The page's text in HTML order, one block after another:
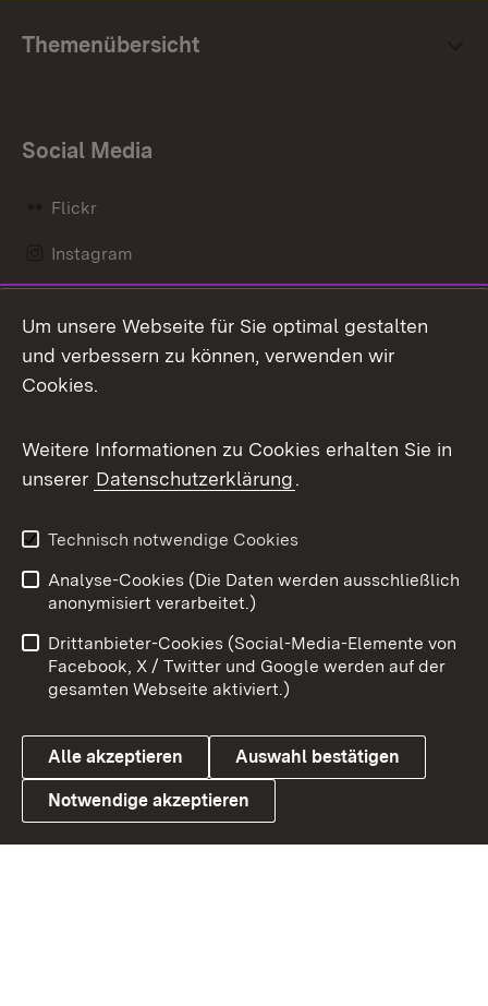
Themenübersicht
Social Media
Flickr
Instagram
Mastodon
Messenger
Social Wall
X / Twitter
Youtube
Link zum Landesportal
Benutzungshinweise
Barrierefreiheit
Datenschutz
Cookies
Um unsere Webseite für Sie optimal gestalten
und verbessern zu können, verwenden wir
Cookies.
Weitere Informationen zu Cookies erhalten Sie in
unserer Datenschutzerklärung.
Technisch notwendige Cookies
Analyse-Cookies (Die Daten werden ausschließlich
anonymisiert verarbeitet.)
Drittanbieter-Cookies (Social-Media-Elemente von
Facebook, X / Twitter und Google werden auf der
gesamten Webseite aktiviert.)
Alle akzeptieren Auswahl bestätigen
Notwendige akzeptieren